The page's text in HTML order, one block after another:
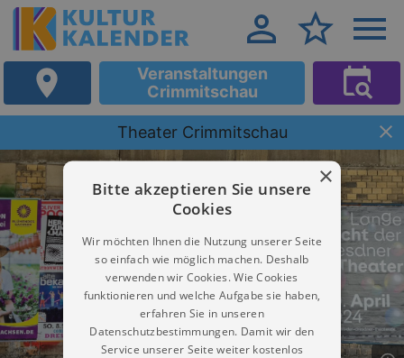
Veranstaltungen
Crimmitschau
Theater Crimmitschau
×
Bitte akzeptieren Sie unsere
Cookies
Wir möchten Ihnen die Nutzung unserer Seite
so einfach wie möglich machen. Deshalb
verwenden wir Cookies. Wie Cookies
funktionieren und welche Aufgabe sie haben,
erfahren Sie in unseren
Datenschutzbestimmungen. Damit wir den
Service unserer Seite weiter kostenlos